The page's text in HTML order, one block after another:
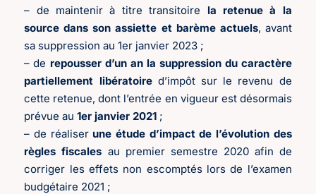
– de maintenir à titre transitoire la retenue à la
source dans son assiette et barème actuels, avant
sa suppression au 1er janvier 2023 ;
– de repousser d’un an la suppression du caractère
partiellement libératoired’impôt sur le revenu de
cette retenue, dont l’entrée en vigueur est désormais
prévue au1er janvier 2021 ;
– de réaliser une étude d’impact de l’évolution des
règles fiscales au premier semestre 2020 afin de
corriger les effets non escomptés lors de l’examen
budgétaire 2021 ;